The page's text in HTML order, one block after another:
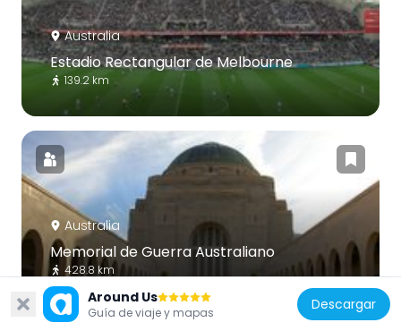
Australia
Estadio Rectangular de Melbourne
139.2 km
Australia
Memorial de Guerra Australiano
428.8 km
Around Us
Guía de viaje y mapas Descargar